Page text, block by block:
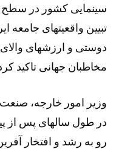
سینمایی کشور در سطح
تبیین واقعیتهای
دوستی و ارزشهای
مخاطبان جهانی تاکید
وزیر امور خارجه،
در طول سالهای پس از
رو به رشد و افتخار